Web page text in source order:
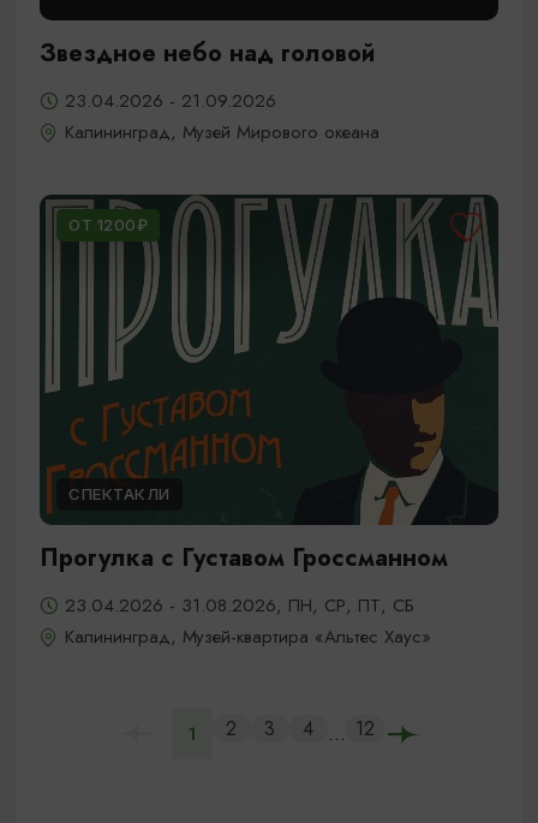
Звездное небо над головой
23.04.2026 - 21.09.2026
Калининград, Музей Мирового океана
ОТ 1200₽
СПЕКТАКЛИ
Прогулка с Густавом Гроссманном
23.04.2026 - 31.08.2026, ПН, СР, ПТ, СБ
Калининград, Музей-квартира «Альтес Хаус»
1 2 3 4 ... 12